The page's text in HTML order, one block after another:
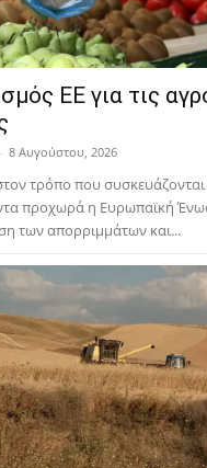
ΕΕ για τις
- 8 Αυγούστου, 2026
τρόπο που συσκευάζονται
προχωρά η Ευρωπαϊκή
των απορριμμάτων και...